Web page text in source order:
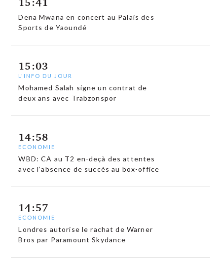
Dena Mwana en concert au Palais des
Sports de Yaoundé
15:03
L'INFO DU JOUR
Mohamed Salah signe un contrat de
deux ans avec Trabzonspor
14:58
ECONOMIE
WBD: CA au T2 en-deçà des attentes
avec l’absence de succès au box-office
14:57
ECONOMIE
Londres autorise le rachat de Warner
Bros par Paramount Skydance